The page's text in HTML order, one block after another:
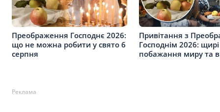
Преображення Господнє 2026:
що не можна робити у свято 6
серпня
Привітання з
Господнім 2026: щирі
побажання миру та
Реклама